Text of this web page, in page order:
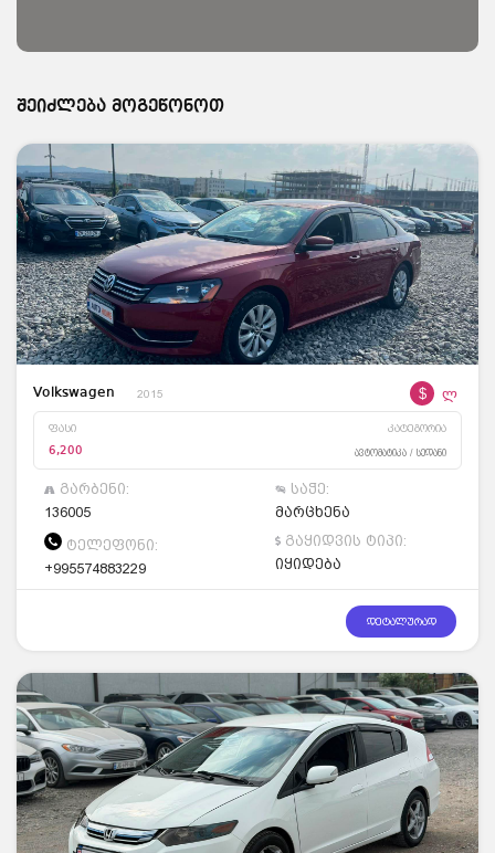
შეიძლება მოგეწონოთ
Volkswagen 2015 $ ლ
ფასი კატეგორია
6,200 ავტომატიკა / სედანი
გარბენი:
136005
საჭე:
მარცხენა
ტელეფონი:
+995574883229
გაყიდვის ტიპი:
იყიდება
დეტალურად